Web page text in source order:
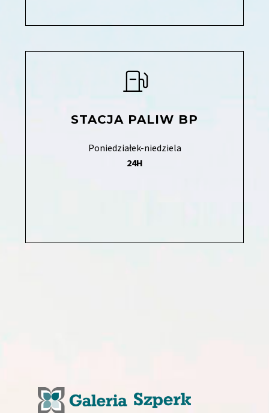
STACJA PALIW BP
Poniedziałek-niedziela
24H